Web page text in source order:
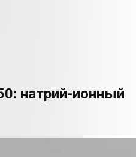
натрий-ионный